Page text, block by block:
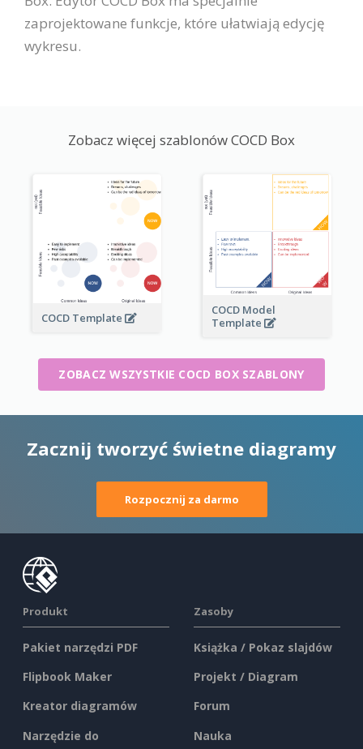
zaprojektowane funkcje, które ułatwiają edycję
wykresu.
Zobacz więcej szablonów COCD Box
COCD Template
COCD Model
Template
ZOBACZ WSZYSTKIE COCD BOX SZABLONY
Zacznij tworzyć świetne diagramy
Rozpocznij za darmo
Produkt
Pakiet narzędzi PDF
Flipbook Maker
Kreator diagramów
Narzędzie do
Zasoby
Książka / Pokaz slajdów
Projekt / Diagram
Forum
Nauka